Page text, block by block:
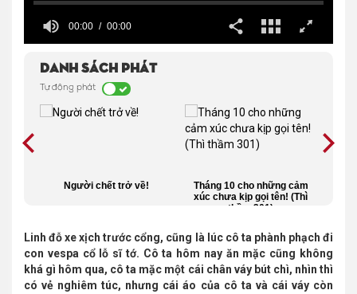
00:00 00:00
Danh sách phát
Tự động phát
Người chết trở về!
Tháng 10 cho những cảm
xúc chưa kịp gọi tên! (Thì
thầm 301)
Linh đỗ xe xịch trước cổng, cũng là lúc cô ta phành phạch đi
con vespa cổ lỗ sĩ tớ. Cô ta hôm nay ăn mặc cũng không
khá gì hôm qua, cô ta mặc một cái chân váy bút chì, nhìn thì
có vẻ nghiêm túc, nhưng cái áo của cô ta và cái váy còn